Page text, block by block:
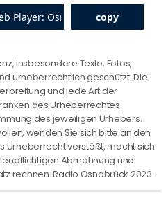
insbesondere Texte, Fotos,
urheberrechtlich geschützt. Die
und jede Art der
des Urheberrechtes
des jeweiligen Urhebers.
wenden Sie sich bitte an den
Urheberrecht verstößt, macht sich
Abmahnung und
rechnen. Radio Osnabrück 2023.